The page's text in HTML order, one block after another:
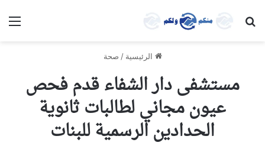
بحث عن
الرئيسية / صحة
مستشفى دار الشفاء قدم فحص
عيون مجاني لطالبات ثانوية
الحدادين الرسمية للبنات